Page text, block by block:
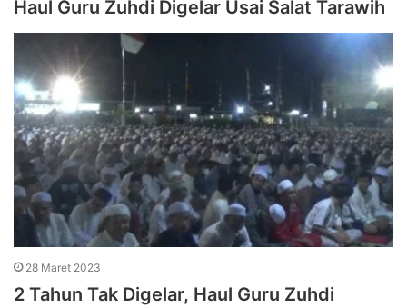
Haul Guru Zuhdi Digelar Usai Salat Tarawih
28 Maret 2023
2 Tahun Tak Digelar, Haul Guru Zuhdi